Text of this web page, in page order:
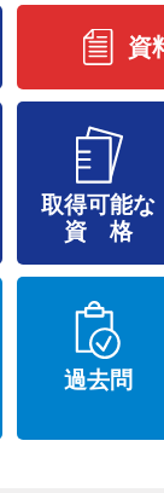
資
取得可能な
資 格
過去問